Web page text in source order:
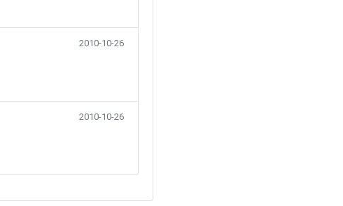
2010-10-26
2010-10-26